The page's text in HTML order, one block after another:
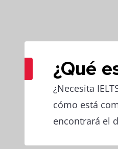
¿Qué
¿Necesita
cómo está
encontrará el